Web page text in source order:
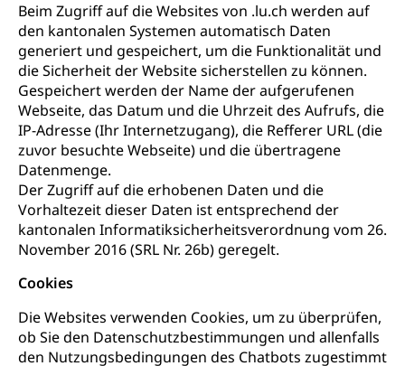
Beim Zugriff auf die Websites von .lu.ch werden auf
den kantonalen Systemen automatisch Daten
generiert und gespeichert, um die Funktionalität und
die Sicherheit der Website sicherstellen zu können.
Gespeichert werden der Name der aufgerufenen
Webseite, das Datum und die Uhrzeit des Aufrufs, die
IP-Adresse (Ihr Internetzugang), die Refferer URL (die
zuvor besuchte Webseite) und die übertragene
Datenmenge.
Der Zugriff auf die erhobenen Daten und die
Vorhaltezeit dieser Daten ist entsprechend der
kantonalen Informatiksicherheitsverordnung vom 26.
November 2016 (SRL Nr. 26b) geregelt.
Cookies
Die Websites verwenden Cookies, um zu überprüfen,
ob Sie den Datenschutzbestimmungen und allenfalls
den Nutzungsbedingungen des Chatbots zugestimmt